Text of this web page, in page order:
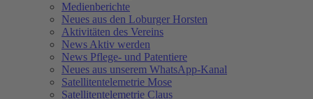
Medienberichte
Neues aus den Loburger Horsten
Aktivitäten des Vereins
News Aktiv werden
News Pflege- und Patentiere
Neues aus unserem WhatsApp-Kanal
Satellitentelemetrie Mose
Satellitentelemetrie Claus